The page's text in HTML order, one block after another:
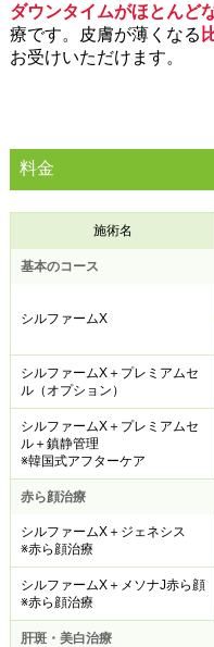
ダウンタイムがほとんど
療です。皮膚が薄くなる
お受けいただけます。
料金
施術名
基本のコース
シルファームX
シルファームX＋プレミアムセ
ル（オプション）
シルファームX＋プレミアムセ
ル＋鎮静管理
※韓国式アフターケア
赤ら顔治療
シルファームX＋ジェネシス
※赤ら顔治療
シルファームX＋メソナJ赤ら顔
※赤ら顔治療
肝斑・美白治療